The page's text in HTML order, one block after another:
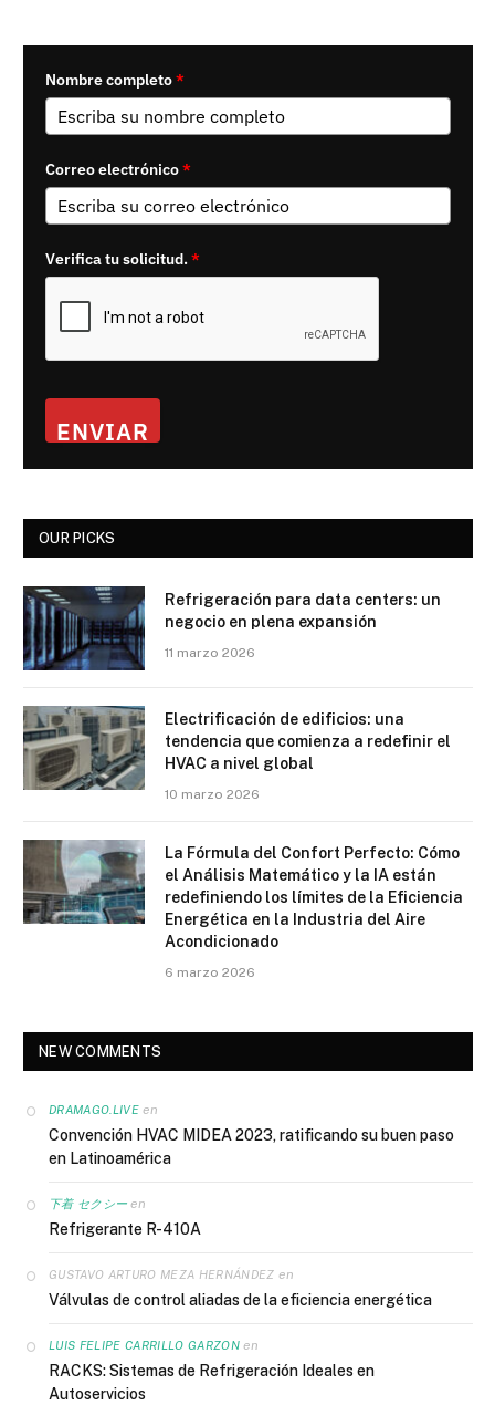
Nombre completo*
Correo electrónico*
Verifica tu solicitud.*
ENVIAR
OUR PICKS
Refrigeración para data centers: un
negocio en plena expansión
11 marzo 2026
Electrificación de edificios: una
tendencia que comienza a redefinir el
HVAC a nivel global
10 marzo 2026
La Fórmula del Confort Perfecto: Cómo
el Análisis Matemático y la IA están
redefiniendo los límites de la Eficiencia
Energética en la Industria del Aire
Acondicionado
6 marzo 2026
NEW COMMENTS
DRAMAGO.LIVEen
Convención HVAC MIDEA 2023, ratificando su buen paso
en Latinoamérica
下着 セクシー en
Refrigerante R-410A
GUSTAVO ARTURO MEZA HERNÁNDEZ en
Válvulas de control aliadas de la eficiencia energética
LUIS FELIPE CARRILLO GARZONen
RACKS: Sistemas de Refrigeración Ideales en
Autoservicios